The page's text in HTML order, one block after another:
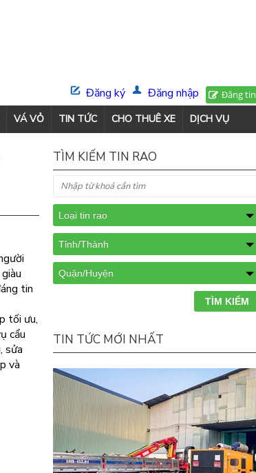
Đăng tin
Đăng nhập
Đăng ký
VÁ VỎ TIN TỨC CHO THUÊ XE DỊCH VỤ
tin
tối ưu,
cẩu
sửa
và
TÌM KIẾM TIN RAO
TIN TỨC MỚI NHẤT